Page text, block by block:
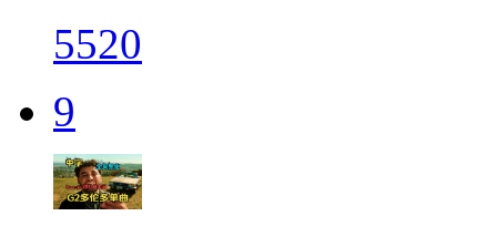
5520
9